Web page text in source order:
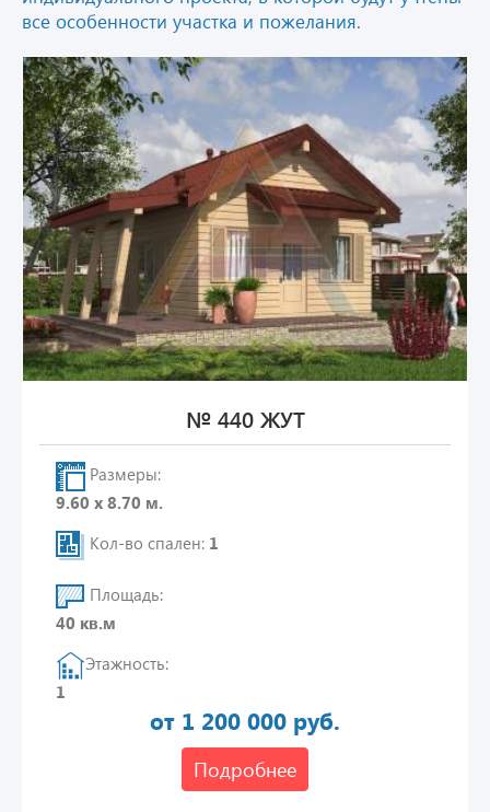
все особенности участка и пожелания.
№ 440 ЖУТ
Размеры:
9.60 х 8.70 м.
Кол-во спален: 1
Площадь:
40 кв.м
Этажность:
1
от 1 200 000 руб.
Подробнее